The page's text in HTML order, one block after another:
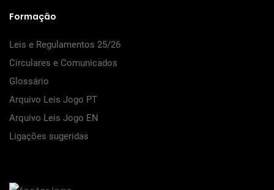
Formação
Leis e Regulamentos 25/26
Circulares e Comunicados
Glossário
Arquivo Leis Jogo PT
Arquivo Leis Jogo EN
Ligações sugeridas